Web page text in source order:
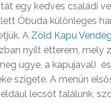
egy kedves családi
Óbuda különleges
A Zöld Kapu
nyílt étterem, mely
ugye, a kapujával)
szigete. A menün
lecsót találunk,